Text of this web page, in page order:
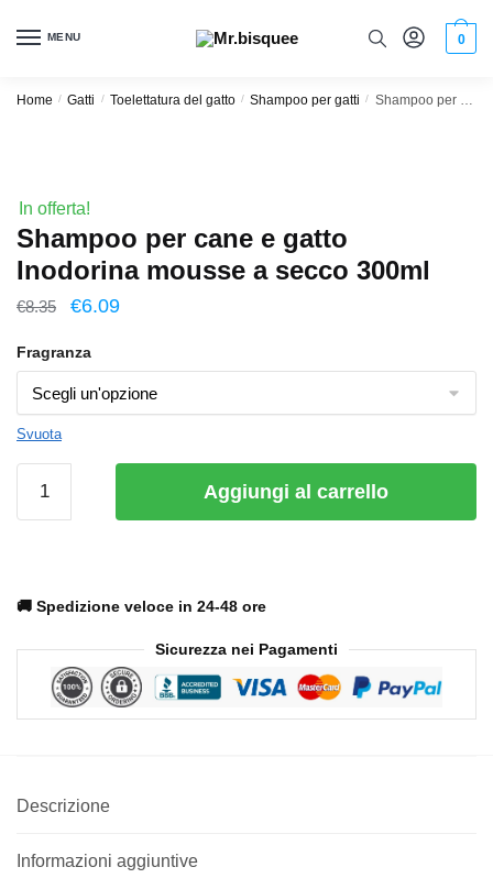
MENU 0
Home / Gatti / Toelettatura del gatto / Shampoo per gatti / Shampoo per cane e gatto Inodorina mousse a secco 300ml
In offerta!
Shampoo per cane e gatto
Inodorina mousse a secco 300ml
€8.35 €6.09
Fragranza
Svuota
Aggiungi al carrello
🚚 Spedizione veloce in 24-48 ore
Sicurezza nei Pagamenti
Descrizione
Informazioni aggiuntive